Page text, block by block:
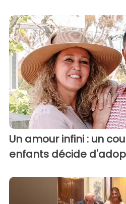
Un amour infini : un
enfants décide